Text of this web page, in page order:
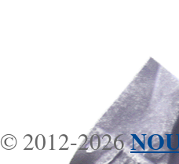
© 2012-2026